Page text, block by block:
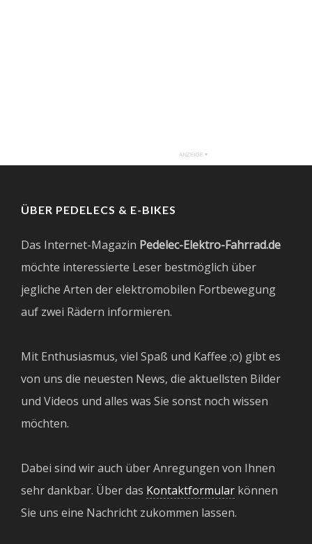
ÜBER PEDELECS & E-BIKES
Das Internet-Magazin Pedelec-Elektro-Fahrrad.de
möchte interessierte Leser bestmöglich über
jegliche Arten der elektromobilen Fortbewegung
auf zwei Rädern informieren.
Mit Enthusiasmus, viel Spaß und Kaffee ;o) gibt es
von uns die neuesten News, die aktuellsten Bilder
und Videos und alles was Sie sonst noch wissen
möchten.
Dabei sind wir auch über Anregungen von Ihnen
sehr dankbar. Über das Kontaktformular können
Sie uns eine Nachricht zukommen lassen.